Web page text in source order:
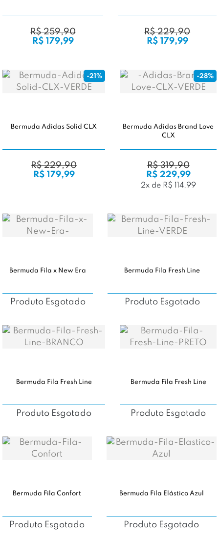
R$ 259,90
R$ 179,99
R$ 229,90
R$ 179,99
-21%
Bermuda Adidas Solid CLX
R$ 229,90
R$ 179,99
-28%
Bermuda Adidas Brand Love
CLX
R$ 319,90
R$ 229,99
2x de R$ 114,99
Bermuda Fila x New Era
Produto Esgotado
Bermuda Fila Fresh Line
Produto Esgotado
Bermuda Fila Fresh Line
Produto Esgotado
Bermuda Fila Fresh Line
Produto Esgotado
Bermuda Fila Confort
Produto Esgotado
Bermuda Fila Elástico Azul
Produto Esgotado